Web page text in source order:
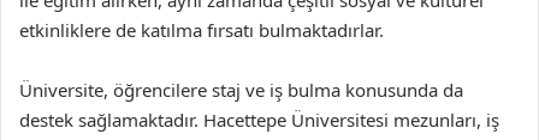
etkinliklere de katılma fırsatı bulmaktadırlar.
Üniversite, öğrencilere staj ve iş bulma konusunda da
destek sağlamaktadır. Hacettepe Üniversitesi mezunları, iş